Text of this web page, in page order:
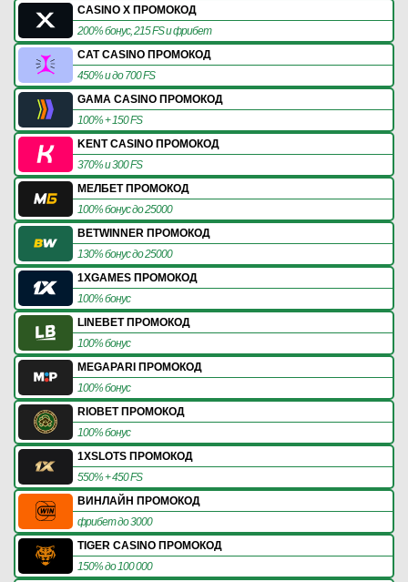
CASINO X ПРОМОКОД
200% бонус, 215 FS и фрибет
CAT CASINO ПРОМОКОД
450% и до 700 FS
GAMA CASINO ПРОМОКОД
100% + 150 FS
KENT CASINO ПРОМОКОД
370% и 300 FS
МЕЛБЕТ ПРОМОКОД
100% бонус до 25000
BETWINNER ПРОМОКОД
130% бонус до 25000
1XGAMES ПРОМОКОД
100% бонус
LINEBET ПРОМОКОД
100% бонус
MEGAPARI ПРОМОКОД
100% бонус
RIOBET ПРОМОКОД
100% бонус
1XSLOTS ПРОМОКОД
550% + 450 FS
ВИНЛАЙН ПРОМОКОД
фрибет до 3000
TIGER CASINO ПРОМОКОД
150% до 100 000